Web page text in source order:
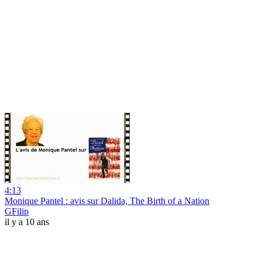
4:13
Monique Pantel : avis sur Dalida, The Birth of a Nation
GFilip
il y a 10 ans